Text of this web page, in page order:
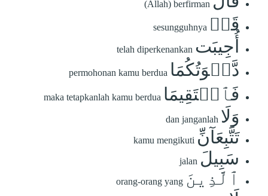
(Allah) berfirman
قَدۡ sesungguhnya
أُجِيبَت telah diperkenankan
دَّعۡوَتُكُمَا permohonan kamu berdua
فَٱسۡتَقِيمَا maka tetapkanlah kamu berdua
وَلَا dan janganlah
تَتَّبِعَآنِّ kamu mengikuti
سَبِيلَ jalan
ٱلَّذِينَ orang-orang yang